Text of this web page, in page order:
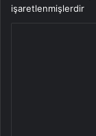
işaretlenmişlerdir